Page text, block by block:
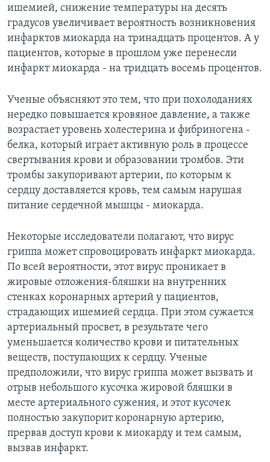
ишемией, снижение температуры на десять
градусов увеличивает вероятность возникновения
инфарктов миокарда на тринадцать процентов. А у
пациентов, которые в прошлом уже перенесли
инфаркт миокарда - на тридцать восемь процентов.
Ученые объясняют это тем, что при похолоданиях
нередко повышается кровяное давление, а также
возрастает уровень холестерина и фибриногена -
белка, который играет активную роль в процессе
свертывания крови и образовании тромбов. Эти
тромбы закупоривают артерии, по которым к
сердцу доставляется кровь, тем самым нарушая
питание сердечной мышцы - миокарда.
Некоторые исследователи полагают, что вирус
гриппа может спровоцировать инфаркт миокарда.
По всей вероятности, этот вирус проникает в
жировые отложения-бляшки на внутренних
стенках коронарных артерий у пациентов,
страдающих ишемией сердца. При этом сужается
артериальный просвет, в результате чего
уменьшается количество крови и питательных
веществ, поступающих к сердцу. Ученые
предположили, что вирус гриппа может вызвать и
отрыв небольшого кусочка жировой бляшки в
месте артериального сужения, и этот кусочек
полностью закупорит коронарную артерию,
прервав доступ крови к миокарду и тем самым,
вызвав инфаркт.